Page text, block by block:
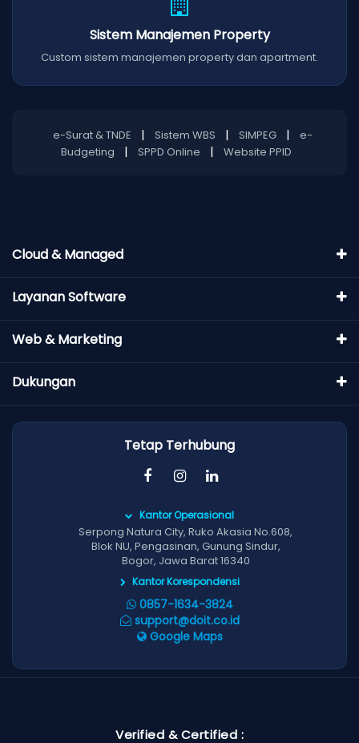
Sistem Manajemen Property
Custom sistem manajemen property dan apartment.
e-Surat & TNDE | Sistem WBS | SIMPEG |
e-
Budgeting
| SPPD Online | Website PPID
Cloud & Managed
Layanan Software
Web & Marketing
Dukungan
Tetap Terhubung
Kantor Operasional
Serpong Natura City, Ruko Akasia No.608,
Blok NU, Pengasinan, Gunung Sindur,
Bogor, Jawa Barat 16340
Kantor Korespondensi
0857-1634-3824
support@doit.co.id
Google Maps
Verified & Certified :